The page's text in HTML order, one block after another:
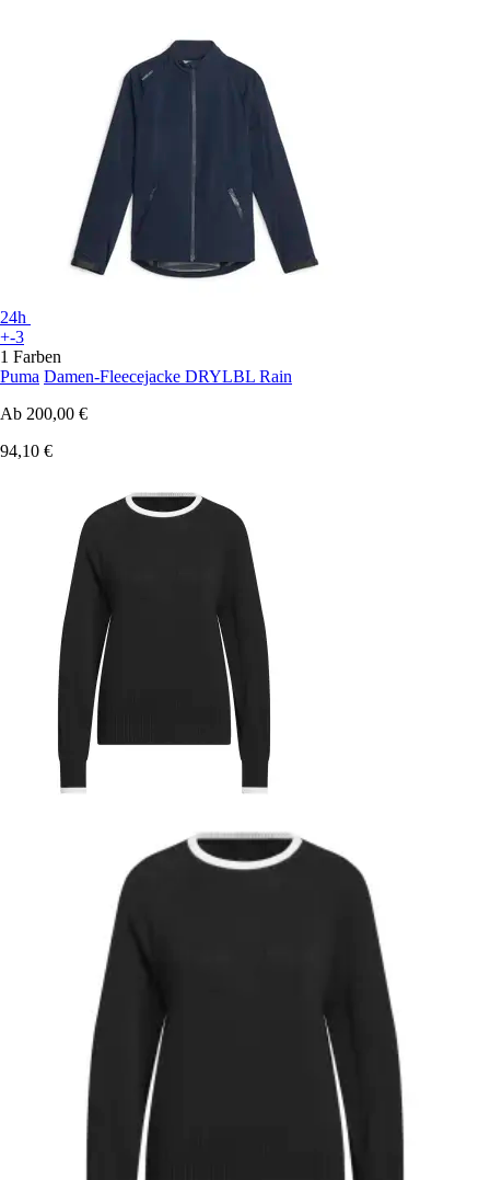
24h
+-3
1 Farben
Puma Damen-Fleecejacke DRYLBL Rain
Ab 200,00 €
94,10 €